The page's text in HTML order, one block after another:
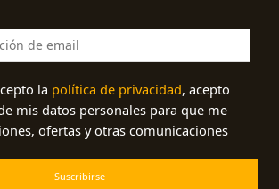
la política de privacidad, acepto
mis datos personales para que me
ofertas y otras comunicaciones
Suscribirse